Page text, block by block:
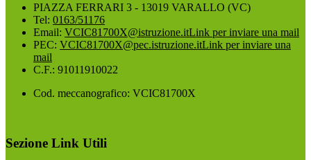
PIAZZA FERRARI 3 - 13019 VARALLO (VC)
Tel: 0163/51176
Email: VCIC81700X@istruzione.itLink per inviare una mail
PEC: VCIC81700X@pec.istruzione.itLink per inviare una
mail
C.F.: 91011910022
Cod. meccanografico: VCIC81700X
Sezione Link Utili